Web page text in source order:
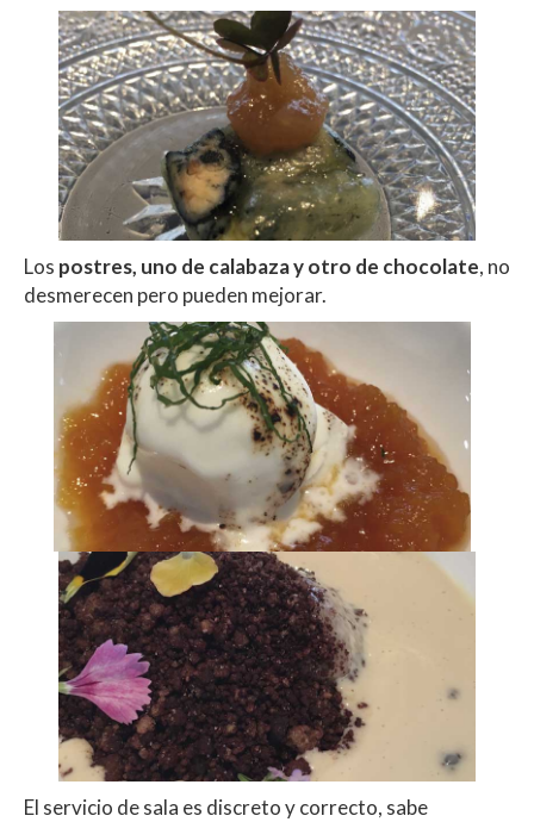
Los postres, uno de calabaza y otro de chocolate, no
desmerecen pero pueden mejorar.
El servicio de sala es discreto y correcto, sabe